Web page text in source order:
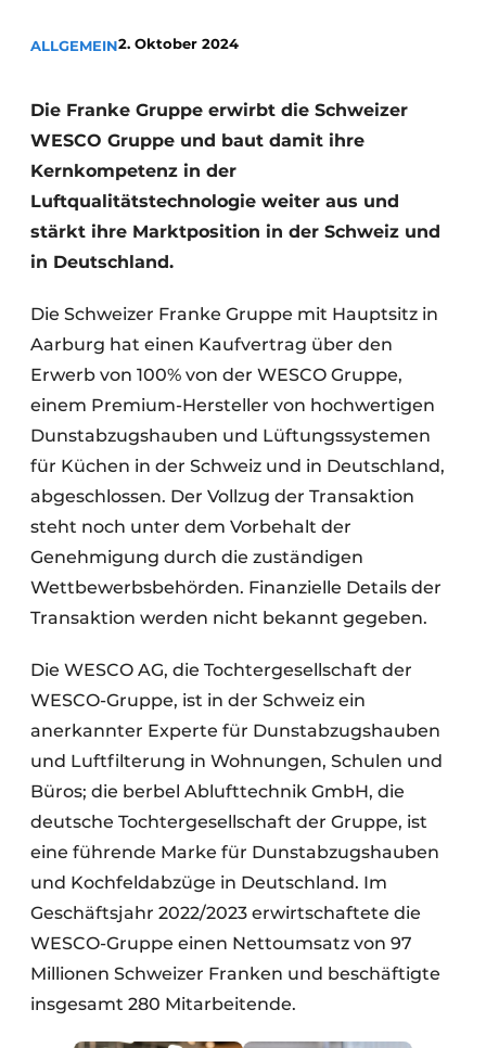
Ein Stellenangebot registrieren
Videos
Möbelbeschläge und Schränke
ALLGEMEIN2. Oktober 2024
Die Franke Gruppe erwirbt die Schweizer
WESCO Gruppe und baut damit ihre
Kernkompetenz in der
Luftqualitätstechnologie weiter aus und
stärkt ihre Marktposition in der Schweiz und
in Deutschland.
Die Schweizer Franke Gruppe mit Hauptsitz in
Aarburg hat einen Kaufvertrag über den
Erwerb von 100% von der WESCO Gruppe,
einem Premium-Hersteller von hochwertigen
Dunstabzugshauben und Lüftungssystemen
für Küchen in der Schweiz und in Deutschland,
abgeschlossen. Der Vollzug der Transaktion
steht noch unter dem Vorbehalt der
Genehmigung durch die zuständigen
Wettbewerbsbehörden. Finanzielle Details der
Transaktion werden nicht bekannt gegeben.
Die WESCO AG, die Tochtergesellschaft der
WESCO-Gruppe, ist in der Schweiz ein
anerkannter Experte für Dunstabzugshauben
und Luftfilterung in Wohnungen, Schulen und
Büros; die berbel Ablufttechnik GmbH, die
deutsche Tochtergesellschaft der Gruppe, ist
eine führende Marke für Dunstabzugshauben
und Kochfeldabzüge in Deutschland. Im
Geschäftsjahr 2022/2023 erwirtschaftete die
WESCO-Gruppe einen Nettoumsatz von 97
Millionen Schweizer Franken und beschäftigte
insgesamt 280 Mitarbeitende.